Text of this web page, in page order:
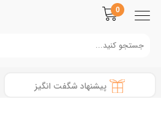
0
پیشنهاد شگفت انگیز